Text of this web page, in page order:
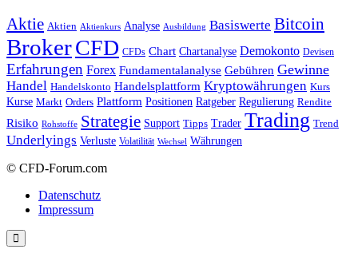
Aktie Aktien Aktienkurs Analyse Ausbildung Basiswerte Bitcoin
BrokerCFD CFDs Chart Chartanalyse Demokonto Devisen
Erfahrungen Forex Fundamentalanalyse Gebühren Gewinne
Handel Handelskonto Handelsplattform Kryptowährungen Kurs
Kurse Markt Orders Plattform Positionen Ratgeber Regulierung Rendite
Risiko Rohstoffe Strategie Support Tipps Trader Trading Trend
Underlyings Verluste Volatilität Wechsel Währungen
© CFD-Forum.com
Datenschutz
Impressum